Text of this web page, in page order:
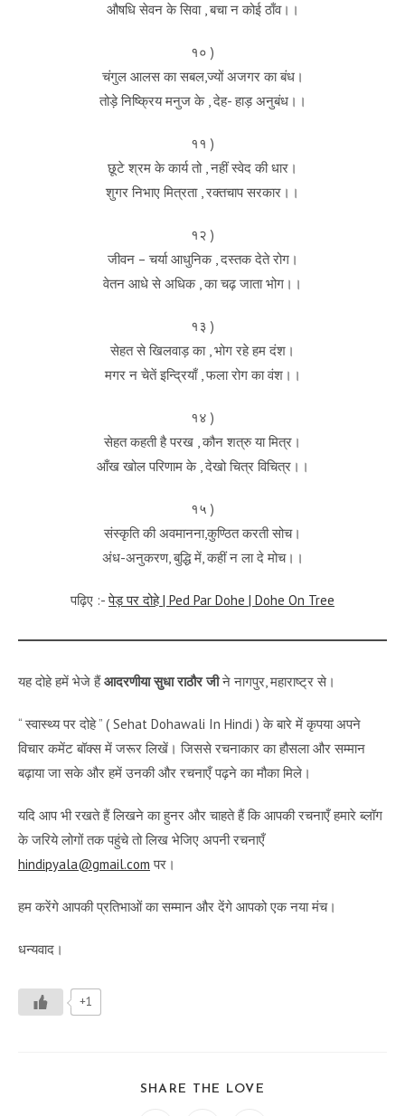
औषधि सेवन के सिवा , बचा न कोई ठाँव।।
१० )
चंगुल आलस का सबल,ज्यों अजगर का बंध।
तोड़े निष्क्रिय मनुज के , देह- हाड़ अनुबंध।।
११ )
छूटे श्रम के कार्य तो , नहीं स्वेद की धार।
शुगर निभाए मित्रता , रक्तचाप सरकार।।
१२ )
जीवन – चर्या आधुनिक , दस्तक देते रोग।
वेतन आधे से अधिक , का चढ़ जाता भोग।।
१३ )
सेहत से खिलवाड़ का , भोग रहे हम दंश।
मगर न चेतें इन्द्रियाँ , फला रोग का वंश।।
१४ )
सेहत कहती है परख , कौन शत्रु या मित्र।
आँख खोल परिणाम के , देखो चित्र विचित्र।।
१५ )
संस्कृति की अवमानना,कुण्ठित करती सोच।
अंध-अनुकरण, बुद्धि में, कहीं न ला दे मोच।।
पढ़िए :-पेड़ पर दोहे | Ped Par Dohe | Dohe On Tree
यह दोहे हमें भेजे हैंआदरणीया सुधा राठौर जीने नागपुर, महाराष्ट्र से।
“ स्वास्थ्य पर दोहे ” ( Sehat Dohawali In Hindi ) के बारे में कृपया अपने
विचार कमेंट बॉक्स में जरूर लिखें। जिससे रचनाकार का हौसला और सम्मान
बढ़ाया जा सके और हमें उनकी और रचनाएँ पढ़ने का मौका मिले।
यदि आप भी रखते हैं लिखने का हुनर और चाहते हैं कि आपकी रचनाएँ हमारे ब्लॉग
के जरिये लोगों तक पहुंचे तो लिख भेजिए अपनी रचनाएँ
hindipyala@gmail.com पर।
हम करेंगे आपकी प्रतिभाओं का सम्मान और देंगे आपको एक नया मंच।
धन्यवाद।
+1
SHARE THE LOVE